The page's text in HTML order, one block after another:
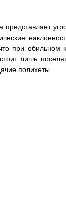
представляет
при обильном
лишь
полихеты.